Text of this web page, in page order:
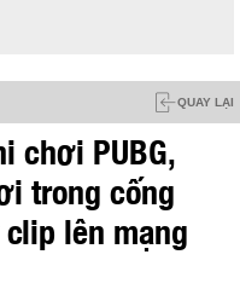
QUAY LẠI
chơi PUBG,
trong cống
lên mạng